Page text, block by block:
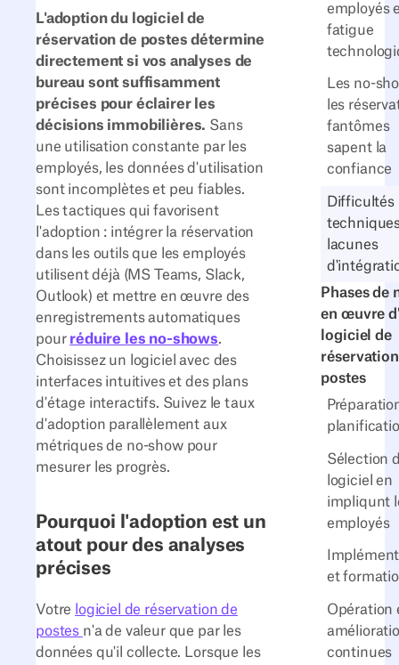
employés
fatigue
Les no-
les
fantômes
sapent la
confiance
Difficultés
lacunes
Phases de
en œuvre
logiciel de
postes
Sélection
logiciel en
impliqunt
employés
et
Opération
continues
L'adoption du logiciel de
réservation de postes détermine
directement si vos analyses de
bureau sont suffisamment
précises pour éclairer les
décisions immobilières. Sans
une utilisation constante par les
employés, les données d'utilisation
sont incomplètes et peu fiables.
Les tactiques qui favorisent
l'adoption : intégrer la réservation
dans les outils que les employés
utilisent déjà (MS Teams, Slack,
Outlook) et mettre en œuvre des
enregistrements automatiques
pour réduire les no-shows.
Choisissez un logiciel avec des
interfaces intuitives et des plans
d'étage interactifs. Suivez le taux
d'adoption parallèlement aux
métriques de no-show pour
mesurer les progrès.
Pourquoi l'adoption est un
atout pour des analyses
précises
Votre logiciel de réservation de
postes n'a de valeur que par les
données qu'il collecte. Lorsque les